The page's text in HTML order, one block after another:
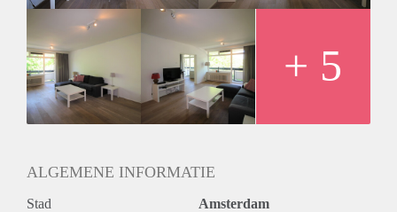
- Bathroom with seperate shower and bathtub
- Seperate toilet
Rental price € 1600,- excluding utilities
Deposit € 3200,-
+ 5
ALGEMENE INFORMATIE
Stad Amsterdam